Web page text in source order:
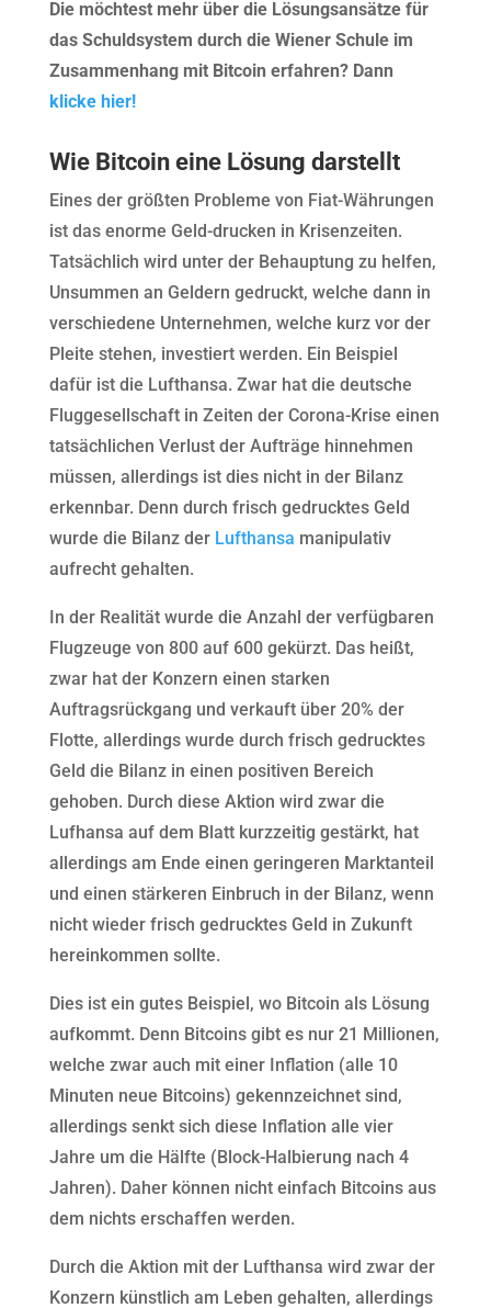
Die möchtest mehr über die Lösungsansätze für
das Schuldsystem durch die Wiener Schule im
Zusammenhang mit Bitcoin erfahren? Dann
klicke hier!
Wie Bitcoin eine Lösung darstellt
Eines der größten Probleme von Fiat-Währungen
ist das enorme Geld-drucken in Krisenzeiten.
Tatsächlich wird unter der Behauptung zu helfen,
Unsummen an Geldern gedruckt, welche dann in
verschiedene Unternehmen, welche kurz vor der
Pleite stehen, investiert werden. Ein Beispiel
dafür ist die Lufthansa. Zwar hat die deutsche
Fluggesellschaft in Zeiten der Corona-Krise einen
tatsächlichen Verlust der Aufträge hinnehmen
müssen, allerdings ist dies nicht in der Bilanz
erkennbar. Denn durch frisch gedrucktes Geld
wurde die Bilanz der Lufthansa manipulativ
aufrecht gehalten.
In der Realität wurde die Anzahl der verfügbaren
Flugzeuge von 800 auf 600 gekürzt. Das heißt,
zwar hat der Konzern einen starken
Auftragsrückgang und verkauft über 20% der
Flotte, allerdings wurde durch frisch gedrucktes
Geld die Bilanz in einen positiven Bereich
gehoben. Durch diese Aktion wird zwar die
Lufhansa auf dem Blatt kurzzeitig gestärkt, hat
allerdings am Ende einen geringeren Marktanteil
und einen stärkeren Einbruch in der Bilanz, wenn
nicht wieder frisch gedrucktes Geld in Zukunft
hereinkommen sollte.
Dies ist ein gutes Beispiel, wo Bitcoin als Lösung
aufkommt. Denn Bitcoins gibt es nur 21 Millionen,
welche zwar auch mit einer Inflation (alle 10
Minuten neue Bitcoins) gekennzeichnet sind,
allerdings senkt sich diese Inflation alle vier
Jahre um die Hälfte (Block-Halbierung nach 4
Jahren). Daher können nicht einfach Bitcoins aus
dem nichts erschaffen werden.
Durch die Aktion mit der Lufthansa wird zwar der
Konzern künstlich am Leben gehalten, allerdings